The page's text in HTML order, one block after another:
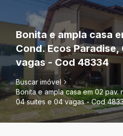
Bonita e ampla casa
Cond. Ecos
vagas - Cod 48334
Buscar imóvel
Bonita e ampla casa em 02 pav.
04 suites e 04 vagas - Cod